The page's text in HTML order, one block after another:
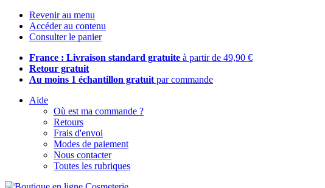
Revenir au menu
Accéder au contenu
Consulter le panier
France : Livraison standard gratuite à partir de 49,90 €
Retour gratuit
Au moins 1 échantillon gratuit par commande
Aide
Où est ma commande ?
Retours
Frais d'envoi
Modes de paiement
Nous contacter
Toutes les rubriques